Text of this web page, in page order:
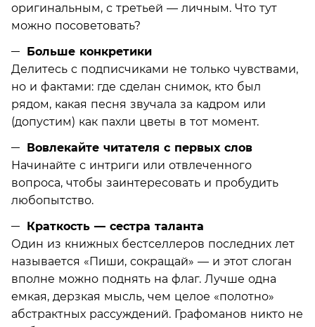
оригинальным, с третьей — личным. Что тут
можно посоветовать?
Больше конкретики
Делитесь с подписчиками не только чувствами,
но и фактами: где сделан снимок, кто был
рядом, какая песня звучала за кадром или
(допустим) как пахли цветы в тот момент.
Вовлекайте читателя с первых слов
Начинайте с интриги или отвлеченного
вопроса, чтобы заинтересовать и пробудить
любопытство.
Краткость — сестра таланта
Один из книжных бестселлеров последних лет
называется «Пиши, сокращай» — и этот слоган
вполне можно поднять на флаг. Лучше одна
емкая, дерзкая мысль, чем целое «полотно»
абстрактных рассуждений. Графоманов никто не